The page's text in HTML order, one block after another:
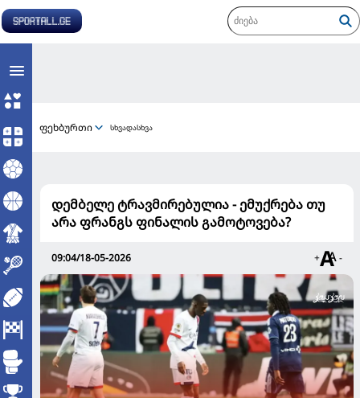
ფეხბურთი სხვადასხვა
დემბელე ტრავმირებულია - ემუქრება თუ
არა ფრანგს ფინალის გამოტოვება?
09:04/18-05-2026 + -